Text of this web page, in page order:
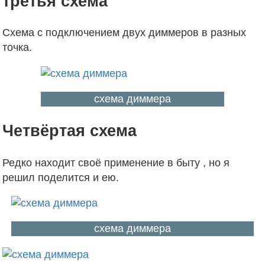
Схема с подключением двух диммеров в разных
точка.
схема диммера
Четвёртая схема
Редко находит своё применение в быту , но я
решил поделится и ею.
схема диммера